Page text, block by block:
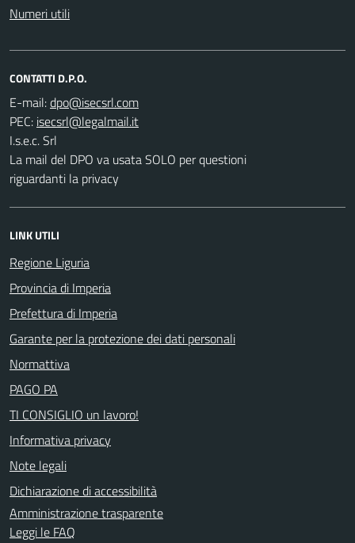
Numeri utili
CONTATTI D.P.O.
E-mail:
PEC:
I.s.e.c. Srl
La mail del DPO va usata SOLO per questioni
riguardanti la privacy
LINK UTILI
Regione Liguria
Provincia di Imperia
Prefettura di Imperia
Garante per la protezione dei dati personali
Normattiva
PAGO PA
TI CONSIGLIO un lavoro!
Informativa privacy
Note legali
Dichiarazione di accessibilità
Amministrazione trasparente
Leggi le FAQ